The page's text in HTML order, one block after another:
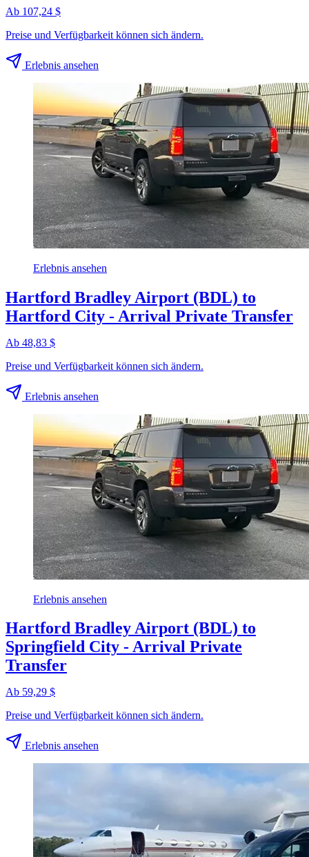
Ab 107,24 $
Preise und Verfügbarkeit können sich ändern.
Erlebnis ansehen
Erlebnis ansehen
Hartford Bradley Airport (BDL) to
Hartford City - Arrival Private Transfer
Ab 48,83 $
Preise und Verfügbarkeit können sich ändern.
Erlebnis ansehen
Erlebnis ansehen
Hartford Bradley Airport (BDL) to
Springfield City - Arrival Private
Transfer
Ab 59,29 $
Preise und Verfügbarkeit können sich ändern.
Erlebnis ansehen